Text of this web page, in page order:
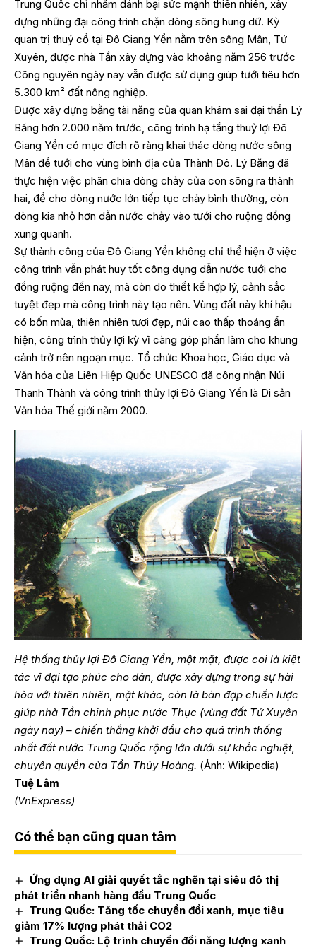
Trung Quốc chỉ nhằm đánh bại sức mạnh thiên nhiên, xây
dựng những đại công trình chặn dòng sông hung dữ. Kỳ
quan trị thuỷ cổ tại Đô Giang Yển nằm trên sông Mân, Tứ
Xuyên, được nhà Tần xây dựng vào khoảng năm 256 trước
Công nguyên ngày nay vẫn được sử dụng giúp tưới tiêu hơn
5.300 km² đất nông nghiệp.
Được xây dựng bằng tài năng của quan khâm sai đại thần Lý
Băng hơn 2.000 năm trước, công trình hạ tầng thuỷ lợi Đô
Giang Yển có mục đích rõ ràng khai thác dòng nước sông
Mân để tưới cho vùng bình địa của Thành Đô. Lý Băng đã
thực hiện việc phân chia dòng chảy của con sông ra thành
hai, để cho dòng nước lớn tiếp tục chảy bình thường, còn
dòng kia nhỏ hơn dẫn nước chảy vào tưới cho ruộng đồng
xung quanh.
Sự thành công của Đô Giang Yển không chỉ thể hiện ở việc
công trình vẫn phát huy tốt công dụng dẫn nước tưới cho
đồng ruộng đến nay, mà còn do thiết kế hợp lý, cảnh sắc
tuyệt đẹp mà công trình này tạo nên. Vùng đất này khí hậu
có bốn mùa, thiên nhiên tươi đẹp, núi cao thấp thoáng ẩn
hiện, công trình thủy lợi kỳ vĩ càng góp phần làm cho khung
cảnh trở nên ngoạn mục. Tổ chức Khoa học, Giáo dục và
Văn hóa của Liên Hiệp Quốc UNESCO đã công nhận Núi
Thanh Thành và công trình thủy lợi Đô Giang Yển là Di sản
Văn hóa Thế giới năm 2000.
Hệ thống thủy lợi Đô Giang Yển, một mặt, được coi là kiệt
tác vĩ đại tạo phúc cho dân, được xây dựng trong sự hài
hòa với thiên nhiên, mặt khác, còn là bàn đạp chiến lược
giúp nhà Tần chinh phục nước Thục (vùng đất Tứ Xuyên
ngày nay) – chiến thắng khởi đầu cho quá trình thống
nhất đất nước Trung Quốc rộng lớn dưới sự khắc nghiệt,
chuyên quyền của Tần Thủy Hoàng. (Ảnh: Wikipedia)
Tuệ Lâm
(VnExpress)
Có thể bạn cũng quan tâm
Ứng dụng AI giải quyết tắc nghẽn tại siêu đô thị
phát triển nhanh hàng đầu Trung Quốc
Trung Quốc: Tăng tốc chuyển đổi xanh, mục tiêu
giảm 17% lượng phát thải CO2
Trung Quốc: Lộ trình chuyển đổi năng lượng xanh